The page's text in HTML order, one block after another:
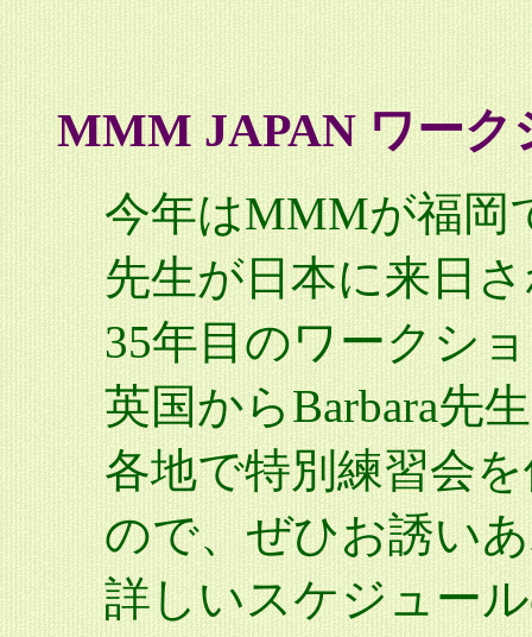
MMM JAPAN ワーク
今年はMMMが福岡
先生が日本に来日
35年目のワークシ
英国からBarbara先
各地で特別練習会
ので、ぜひお誘い
詳しいスケジュー